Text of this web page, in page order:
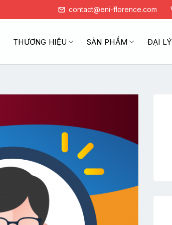
contact@eni-florence.com
THƯƠNG HIỆU SẢN PHẨM ĐẠI LÝ